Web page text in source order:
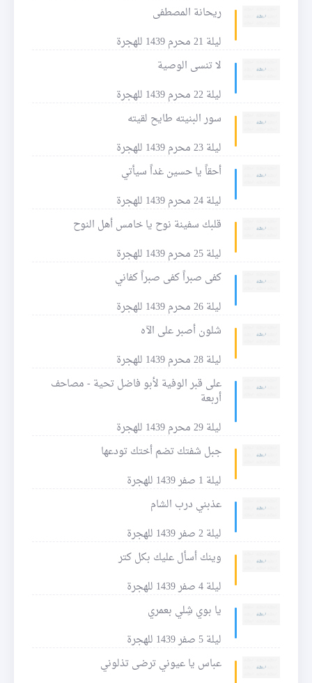
ريحانة المصطفى
ليلة 21 محرم 1439 للهجرة
لا تنسى الوصية
ليلة 22 محرم 1439 للهجرة
سور البنيته طايح لقيته
ليلة 23 محرم 1439 للهجرة
أحقاً يا حسين غداً سيأتي
ليلة 24 محرم 1439 للهجرة
قلبك سفينة نوح يا خامس أهل النوح
ليلة 25 محرم 1439 للهجرة
كفى صبراً كفى صبراً كفاني
ليلة 26 محرم 1439 للهجرة
شلون أصبر على الآه
ليلة 28 محرم 1439 للهجرة
على قبر الوفية لأبو فاضل تحية - مصاحف
أربعة
ليلة 29 محرم 1439 للهجرة
جبل شفتك تضم أختك تودعها
ليلة 1 صفر 1439 للهجرة
عذبني درب الشام
ليلة 2 صفر 1439 للهجرة
وينك أسأل عليك بكل كتر
ليلة 4 صفر 1439 للهجرة
يا بوي شِلي بعمري
ليلة 5 صفر 1439 للهجرة
عباس يا عيوني ترضى تذلوني